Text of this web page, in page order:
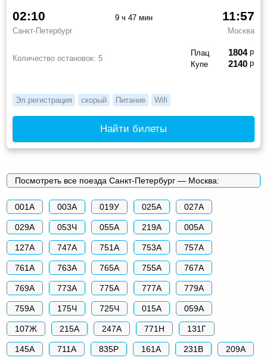
02:10
Санкт-Петербург
11:57
Москва
9 ч 47 мин
Количество остановок: 5
Плац 1804р
Купе
2140р
Эл.регистрация скорый Питание Wifi
Найти билеты
Посмотреть все поезда Санкт-Петербург — Москва:
001А 003А 019У 025А 027А
029А 053Ч 055А 219А 005А
127А 747А 751А 753А 757А
761А 763А 765А 755А 767А
769А 773А 775А 777А 779А
759А 175Ч 725Ч 015А 059А
107Ж 215А 247А 771Н 131Г
145А 711А 835Р 161А 231В 209А